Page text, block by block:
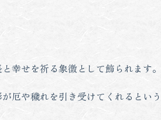
幸せを祈る象徴として飾られます。
厄や穢れを引き受けてくれるとい